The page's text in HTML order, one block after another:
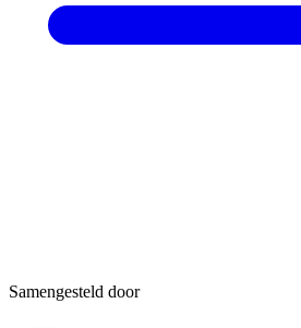
Samengesteld door